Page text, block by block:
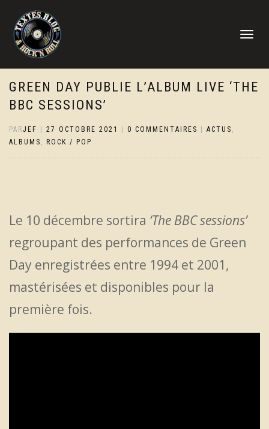
DÉPLIER
GREEN DAY PUBLIE L’ALBUM LIVE ‘THE
BBC SESSIONS’
PARJEF 27 OCTOBRE 2021 0 COMMENTAIRES ACTUS ,
ALBUMS , ROCK / POP
Le 10 décembre sortira ‘The BBC sessions’
regroupant des performances de Green
Day enregistrées entre 1994 et 2001,
mastérisées et disponibles pour la
première fois.